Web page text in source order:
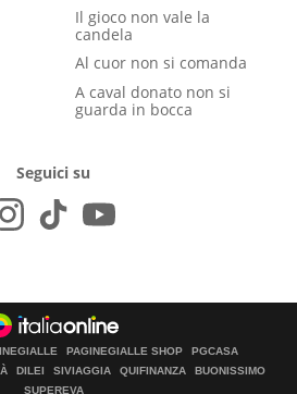
Il gioco non vale la
candela
Al cuor non si comanda
A caval donato non si
guarda in bocca
Seguici su
PAGINEGIALLE SHOP
PGCASA
DILEI SIVIAGGIA QUIFINANZA
BUONISSIMO
SUPEREVA